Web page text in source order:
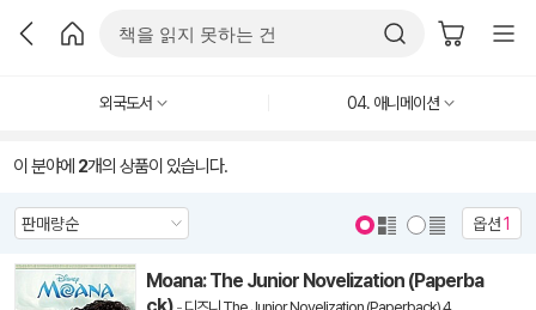
외국도서 04. 애니메이션
이 분야에 2개의 상품이 있습니다.
옵션1
Moana: The Junior Novelization (Paperba